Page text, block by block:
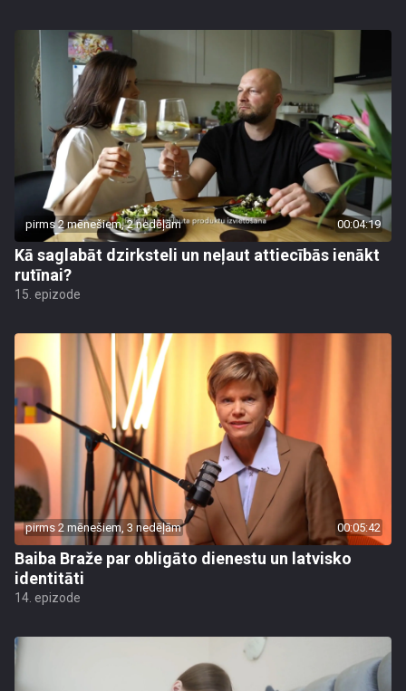
pirms 2 mēnešiem, 2 nedēļām 00:04:19
Kā saglabāt dzirksteli un neļaut attiecībās ienākt
rutīnai?
15. epizode
pirms 2 mēnešiem, 3 nedēļām 00:05:42
Baiba Braže par obligāto dienestu un latvisko
identitāti
14. epizode